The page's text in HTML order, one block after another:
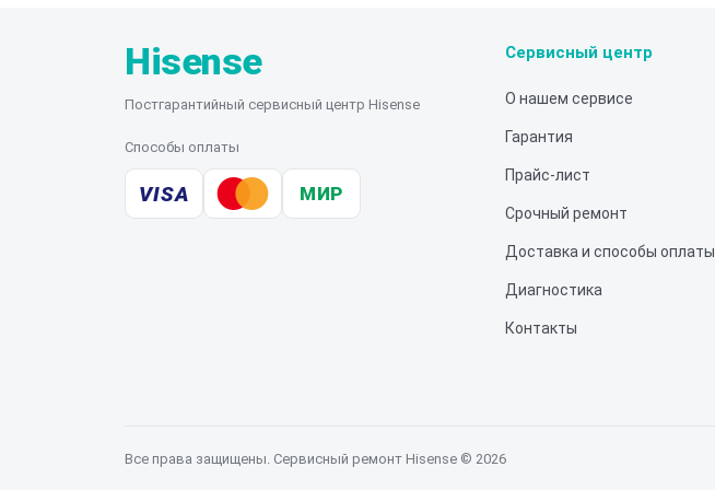
Hisense
Постгарантийный сервисный центр Hisense
Способы оплаты
VISA МИР
Сервисный центр
О нашем сервисе
Гарантия
Прайс-лист
Срочный ремонт
Доставка и способы оплаты
Диагностика
Контакты
Все права защищены. Сервисный ремонт Hisense © 2026